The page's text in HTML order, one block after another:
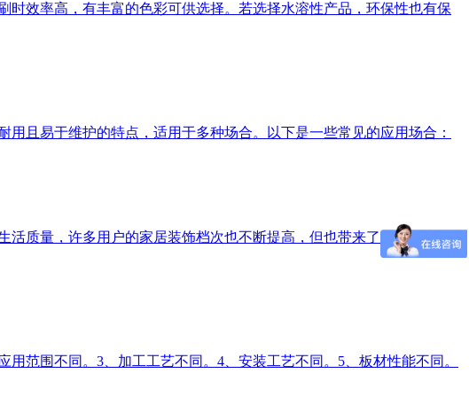
时效率高，有丰富的色彩可供选择。若选择水溶性产品，环保性也有保
且易于维护的特点，适用于多种场合。以下是一些常见的应用场合：
活质量，许多用户的家居装饰档次也不断提高，但也带来了不少防水问
范围不同。3、加工工艺不同。4、安装工艺不同。5、板材性能不同。